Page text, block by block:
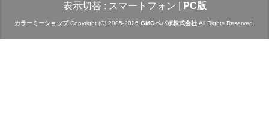
表示切替 : スマートフォン PC版
カラーミーショップCopyright (C) 2005-2026 GMOペパボ株式会社 All Rights Reserved.